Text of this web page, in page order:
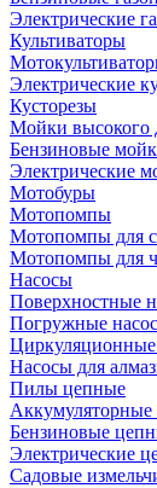
Электрические
Культиваторы
Электрические
Кусторезы
Мойки высокого
Бензиновые
Электрические
Мотобуры
Мотопомпы
Мотопомпы для
Мотопомпы для
Насосы
Поверхностные
Погружные
Насосы для
Пилы цепные
Бензиновые
Электрические
Садовые